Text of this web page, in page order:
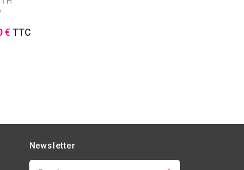
€ TTC
Newsletter